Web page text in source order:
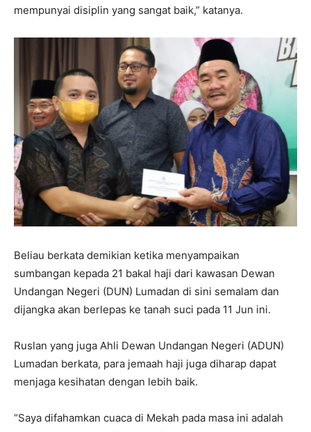
mempunyai disiplin yang sangat baik,” katanya.
Beliau berkata demikian ketika menyampaikan
sumbangan kepada 21 bakal haji dari kawasan Dewan
Undangan Negeri (DUN) Lumadan di sini semalam dan
dijangka akan berlepas ke tanah suci pada 11 Jun ini.
Ruslan yang juga Ahli Dewan Undangan Negeri (ADUN)
Lumadan berkata, para jemaah haji juga diharap dapat
menjaga kesihatan dengan lebih baik.
“Saya difahamkan cuaca di Mekah pada masa ini adalah